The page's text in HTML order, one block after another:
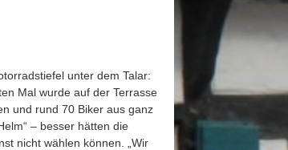
unter dem Talar:
Mal wurde auf der Terrasse
und rund 70 Biker aus ganz
– besser hätten die
nicht wählen können. „Wir